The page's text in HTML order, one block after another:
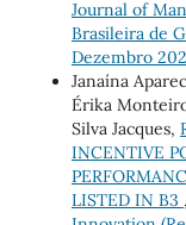
Journal of
Brasileira de
Dezembro
Janaína
Érika
Silva Jacques,
INCENTIVE
LISTED IN B3 ,